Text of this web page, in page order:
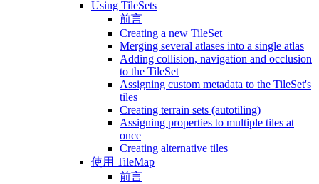
Using TileSets
前言
Creating a new TileSet
Merging several atlases into a single atlas
Adding collision, navigation and occlusion
to the TileSet
Assigning custom metadata to the TileSet's
tiles
Creating terrain sets (autotiling)
Assigning properties to multiple tiles at
once
Creating alternative tiles
使用 TileMap
前言